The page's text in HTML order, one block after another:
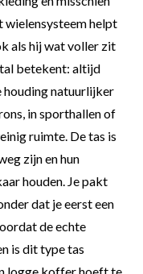
wielensysteem helpt
als hij wat voller zit
betekent: altijd
natuurlijker
in sporthallen of
ruimte. De tas is
zijn en hun
houden. Je pakt
dat je eerst een
de echte
is dit type tas